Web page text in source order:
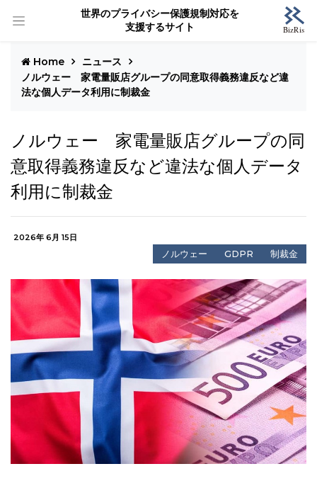
世界のプライバシー保護規制対応を
支援するサイト
Home
ニュース
ノルウェー 家電量販店グループの同意取得義務違反など違
法な個人データ利用に制裁金
ノルウェー 家電量販店グループの同
意取得義務違反など違法な個人データ
利用に制裁金
2026年 6月 15日
ノルウェー GDPR 制裁金